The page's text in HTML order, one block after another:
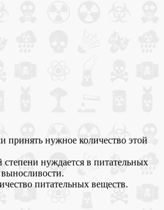
принять нужное количество этой
нуждается в питательных
питательных веществ.